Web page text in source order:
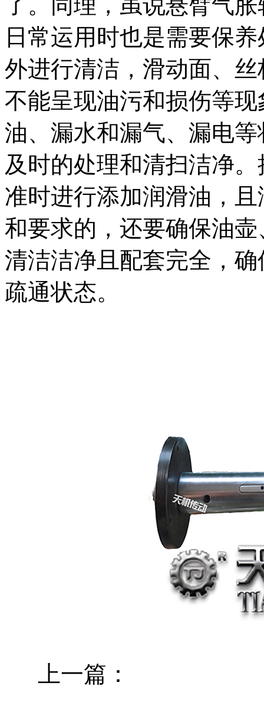
日常运用时也是需要保
外进行清洁，滑动面、
不能呈现油污和损伤等
油、漏水和漏气、漏电
及时的处理和清扫洁净
准时进行添加润滑油，
和要求的，还要确保油
清洁洁净且配套完全，
疏通状态。
上一篇：